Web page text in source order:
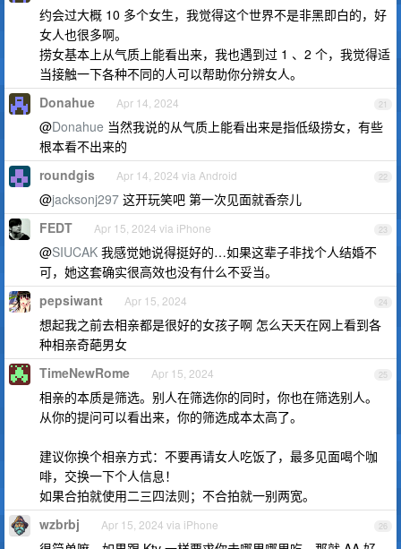
约会过大概 10 多个女生，我觉得这个世界不是非黑即白的，好
女人也很多啊。
捞女基本上从气质上能看出来，我也遇到过 1 、2 个，我觉得适
当接触一下各种不同的人可以帮助你分辨女人。
21
Donahue Apr 14, 2024
@Donahue 当然我说的从气质上能看出来是指低级捞女，有些
根本看不出来的
22
roundgis Apr 14, 2024 via Android
@jacksonj297 这开玩笑吧 第一次见面就香奈儿
23
FEDT Apr 15, 2024 via iPhone
@SIUCAK 我感觉她说得挺好的…如果这辈子非找个人结婚不
可，她这套确实很高效也没有什么不妥当。
24
pepsiwant Apr 15, 2024
想起我之前去相亲都是很好的女孩子啊 怎么天天在网上看到各
种相亲奇葩男女
25
TimeNewRome Apr 15, 2024
相亲的本质是筛选。别人在筛选你的同时，你也在筛选别人。
从你的提问可以看出来，你的筛选成本太高了。
建议你换个相亲方式：不要再请女人吃饭了，最多见面喝个咖
啡，交换一下个人信息！
如果合拍就使用二三四法则；不合拍就一别两宽。
26
wzbrbj Apr 15, 2024 via iPhone